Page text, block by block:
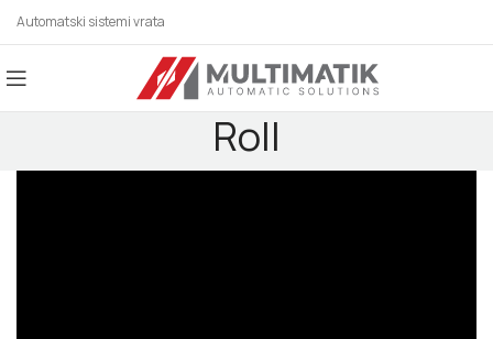
Automatski sistemi vrata
Roll